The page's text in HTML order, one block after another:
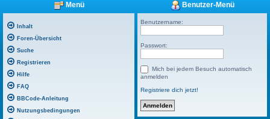
Menü
Inhalt
Foren-Übersicht
Suche
Registrieren
Hilfe
FAQ
BBCode-Anleitung
Nutzungsbedingungen
Benutzer-Menü
Benutzername:
Passwort:
Mich bei jedem Besuch automatisch
anmelden
Registriere dich jetzt!